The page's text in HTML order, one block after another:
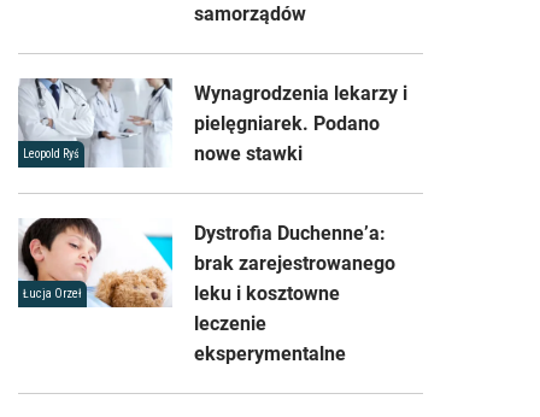
samorządów
Leopold Ryś
Wynagrodzenia lekarzy i
pielęgniarek. Podano
nowe stawki
Łucja Orzeł
Dystrofia Duchenne’a:
brak zarejestrowanego
leku i kosztowne
leczenie
eksperymentalne